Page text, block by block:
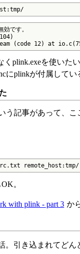
です。
(code 12) at
くplink.exeを使い
plinkが付属してい
う記事があって、こ
remote_host:tmp/
。
with plink - part 3 か
。引き込まれてど